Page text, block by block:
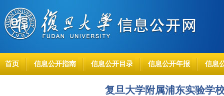
首页 信息公开指南 信息公开目录 信息公开年报 信息
复旦大学附属浦东实验学